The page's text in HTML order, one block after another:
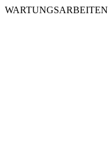
WARTUNGSARBEITEN